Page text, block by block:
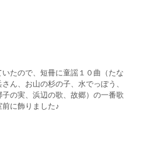
たので、短冊に童謡１０曲（たな
ん、お山の杉の子、水でっぽう、
の実、浜辺の歌、故郷）の一番歌
前に飾りました♪